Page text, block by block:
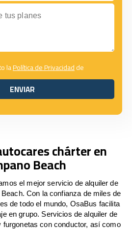
laPolítica de Privacidadde
ENVIAR
ENVIAR
chárter en
Beach
el mejor servicio de alquiler de
Con la confianza de miles de
de todo el mundo, OsaBus facilita
en grupo. Servicios de alquiler de
con conductor, así como